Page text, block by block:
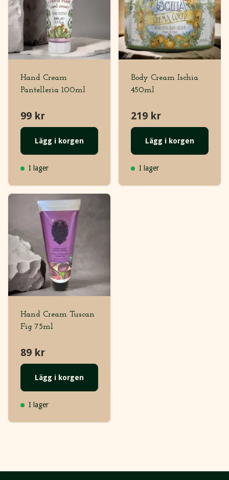
Hand Cream
Pantelleria 100ml
99 kr
Lägg i korgen
I lager
Body Cream Ischia
450ml
219 kr
Lägg i korgen
I lager
Hand Cream Tuscan
Fig 75ml
89 kr
Lägg i korgen
I lager